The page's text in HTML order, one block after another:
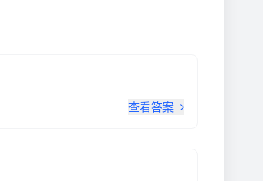
查看答案